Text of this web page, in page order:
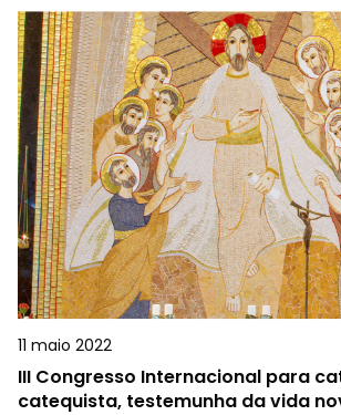
11 maio 2022
III Congresso Internacional para
catequista, testemunha da vida